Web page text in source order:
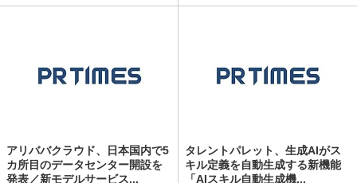
アリババクラウド、日本国内で5
カ所目のデータセンター開設を
発表／新モデルサービス...
タレントパレット、生成AIがス
キル定義を自動生成する新機能
「AIスキル自動生成機...